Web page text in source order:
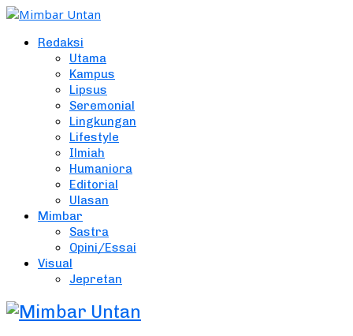
Redaksi
Utama
Kampus
Lipsus
Seremonial
Lingkungan
Lifestyle
Ilmiah
Humaniora
Editorial
Ulasan
Mimbar
Sastra
Opini/Essai
Visual
Jepretan